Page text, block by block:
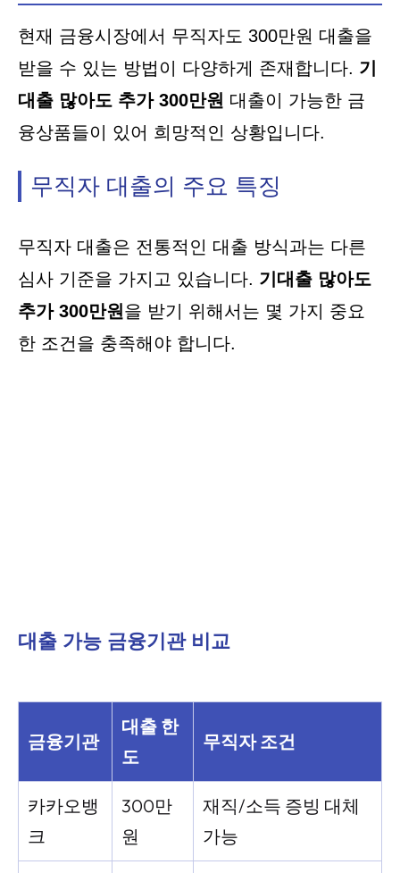
현재 금융시장에서 무직자도 300만원 대출을
받을 수 있는 방법이 다양하게 존재합니다. 기
대출 많아도 추가 300만원 대출이 가능한 금
융상품들이 있어 희망적인 상황입니다.
무직자 대출의 주요 특징
무직자 대출은 전통적인 대출 방식과는 다른
심사 기준을 가지고 있습니다. 기대출 많아도
추가 300만원 을 받기 위해서는 몇 가지 중요
한 조건을 충족해야 합니다.
대출 가능 금융기관 비교
금융기관
대출 한
도
무직자 조건
카카오뱅
크
300만
원
재직/소득 증빙 대체
가능